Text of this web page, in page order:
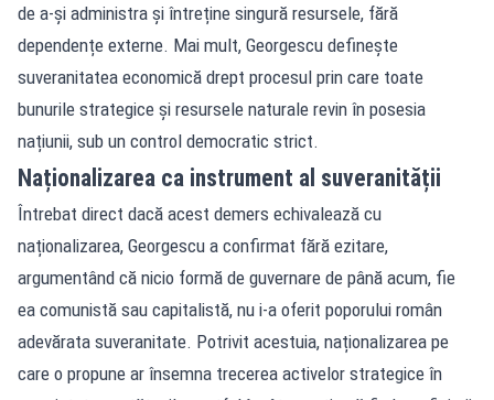
de a-și administra și întreține singură resursele, fără
dependențe externe. Mai mult, Georgescu definește
suveranitatea economică drept procesul prin care toate
bunurile strategice și resursele naturale revin în posesia
națiunii, sub un control democratic strict.
Naționalizarea ca instrument al suveranității
Întrebat direct dacă acest demers echivalează cu
naționalizarea, Georgescu a confirmat fără ezitare,
argumentând că nicio formă de guvernare de până acum, fie
ea comunistă sau capitalistă, nu i-a oferit poporului român
adevărata suveranitate. Potrivit acestuia, naționalizarea pe
care o propune ar însemna trecerea activelor strategice în